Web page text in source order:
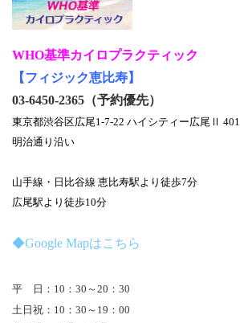
WHO基準カイロプラクティック
【フィジック恵比寿】
03-6450-2365（予約優先）
東京都渋谷区広尾1-7-22 ハイシティー広尾Ⅱ 401
明治通り沿い
山手線・日比谷線 恵比寿駅より徒歩7分
広尾駅より徒歩10分
◆Google Mapはこちら
平 日：10：30～20：30
土日祝：10：30～19：00